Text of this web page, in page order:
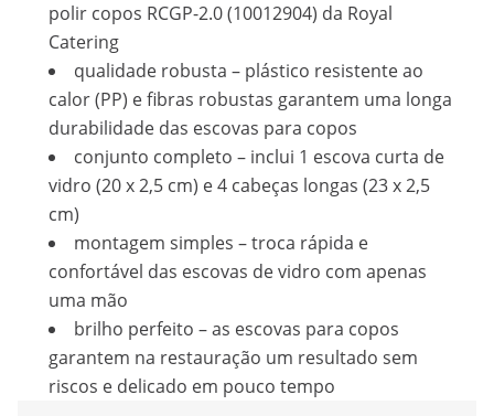
polir copos RCGP-2.0 (10012904) da Royal
Catering
qualidade robusta – plástico resistente ao
calor (PP) e fibras robustas garantem uma longa
durabilidade das escovas para copos
conjunto completo – inclui 1 escova curta de
vidro (20 x 2,5 cm) e 4 cabeças longas (23 x 2,5
cm)
montagem simples – troca rápida e
confortável das escovas de vidro com apenas
uma mão
brilho perfeito – as escovas para copos
garantem na restauração um resultado sem
riscos e delicado em pouco tempo